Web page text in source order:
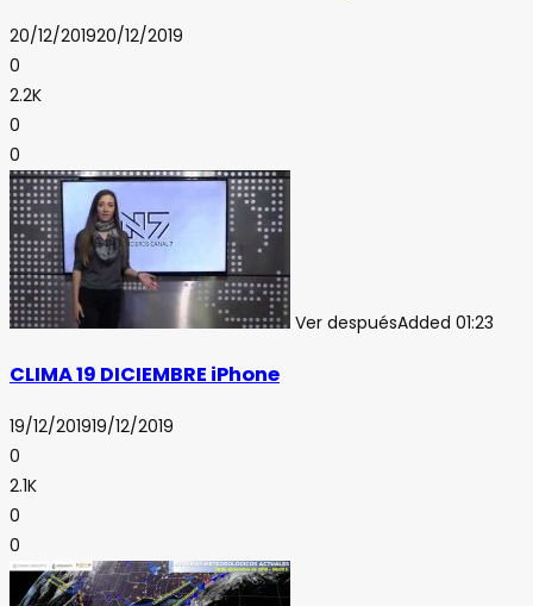
20/12/201920/12/2019
0
2.2K
0
0
Ver despuésAdded 01:23
CLIMA 19 DICIEMBRE iPhone
19/12/201919/12/2019
0
2.1K
0
0